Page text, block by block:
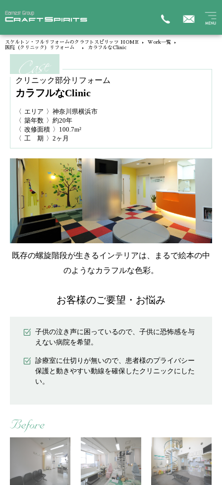
スケルトン・フルリフォームのクラフトスピリッツ HOME
Work一覧
医院（クリニック）リフォーム
カラフルなClinic
クリニック部分リフォーム
カラフルなClinic
〈 エリア 〉神奈川県横浜市
〈 築年数 〉約20年
〈 改修面積 〉100.7m²
〈 工 期 〉2ヶ月
既存の螺旋階段が生きるインテリアは、まるで絵本の中
のようなカラフルな色彩。
お客様のご要望・お悩み
子供の泣き声に困っているので、子供に恐怖感を与
えない病院を希望。
診療室に仕切りが無いので、患者様のプライバシー
保護と動きやすい動線を確保したクリニックにした
い。